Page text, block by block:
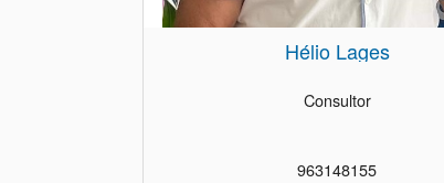
Hélio Lages
Consultor
963148155